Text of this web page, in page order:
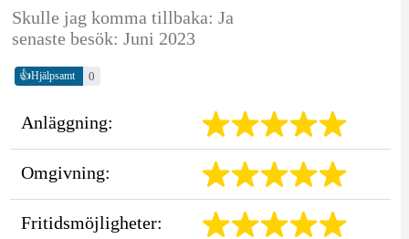
Skulle jag komma tillbaka: Ja
senaste besök: Juni 2023
👍Hjälpsamt 0
Anläggning:
Omgivning:
Fritidsmöjligheter: